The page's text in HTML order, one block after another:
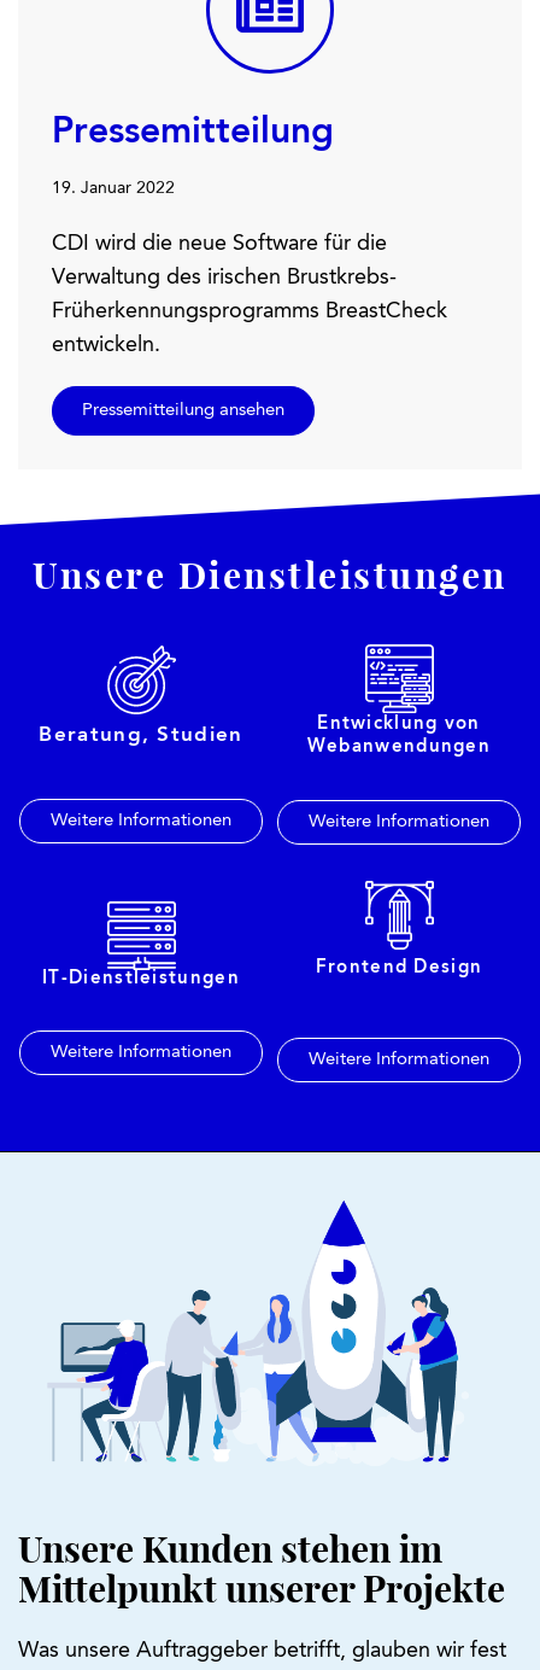
Pressemitteilung
19. Januar 2022
CDI wird die neue Software für die
Verwaltung des irischen Brustkrebs-
Früherkennungsprogramms BreastCheck
entwickeln.
Pressemitteilung ansehen
Unsere Dienstleistungen
Beratung, Studien
Weitere Informationen
Entwicklung von
Webanwendungen
Weitere Informationen
IT-Dienstleistungen
Weitere Informationen
Frontend Design
Weitere Informationen
Unsere Kunden stehen im
Mittelpunkt unserer Projekte
Was unsere Auftraggeber betrifft, glauben wir fest